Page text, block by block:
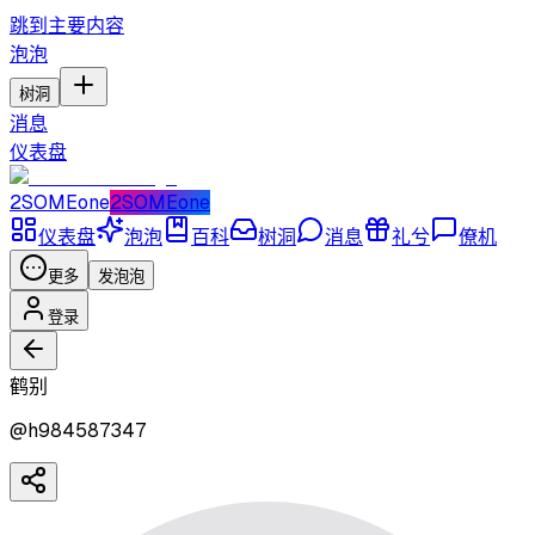
跳到主要内容
泡泡
树洞
消息
仪表盘
2SOMEone2SOMEone
仪表盘
泡泡 百科 树洞 消息 礼兮 僚机
更多 发泡泡
登录
鹤别
@h984587347